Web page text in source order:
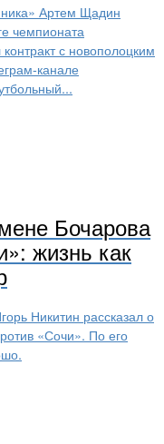
Артем Щадин
чемпионата
с новополоцким
канале
Бочарова
жизнь как
Никитин рассказал о
«Сочи». По его